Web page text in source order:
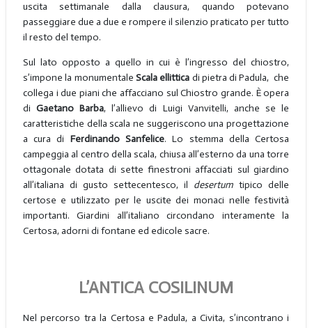
uscita settimanale dalla clausura, quando potevano
passeggiare due a due e rompere il silenzio praticato per tutto
il resto del tempo.
Sul lato opposto a quello in cui è l’ingresso del chiostro,
s’impone la monumentale Scala ellittica di pietra di Padula, che
collega i due piani che affacciano sul Chiostro grande. È opera
diGaetano Barba, l’allievo di Luigi Vanvitelli, anche se le
caratteristiche della scala ne suggeriscono una progettazione
a cura di Ferdinando Sanfelice. Lo stemma della Certosa
campeggia al centro della scala, chiusa all’esterno da una torre
ottagonale dotata di sette finestroni affacciati sul giardino
all’italiana di gusto settecentesco, il desertumtipico delle
certose e utilizzato per le uscite dei monaci nelle festività
importanti. Giardini all’italiano circondano interamente la
Certosa, adorni di fontane ed edicole sacre.
L’ANTICA COSILINUM
Nel percorso tra la Certosa e Padula, a Civita, s’incontrano i